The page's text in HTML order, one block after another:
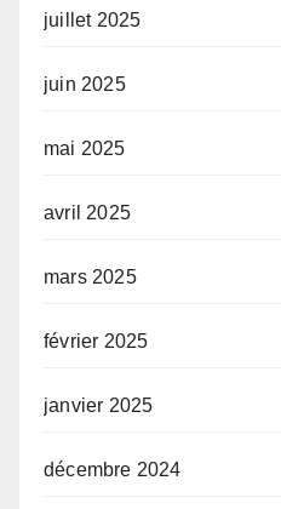
juillet 2025
juin 2025
mai 2025
avril 2025
mars 2025
février 2025
janvier 2025
décembre 2024